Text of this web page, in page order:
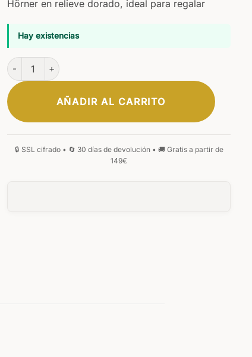
Hörner en relieve dorado, ideal para regalar
Hay existencias
Phoenix Small Wallet cantidad
AÑADIR AL CARRITO